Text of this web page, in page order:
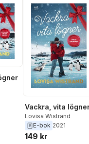
Totalt antal röster:
Vackra, vita
Lovisa Wistrand
E-bok 2021
149 kr